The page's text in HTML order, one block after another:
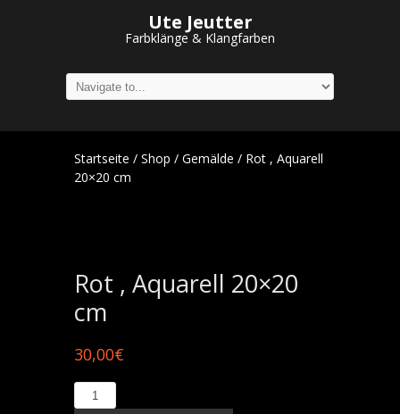
Ute Jeutter
Farbklänge & Klangfarben
Startseite / Shop / Gemälde / Rot , Aquarell
20×20 cm
Rot , Aquarell 20×20
cm
30,00€
Rot